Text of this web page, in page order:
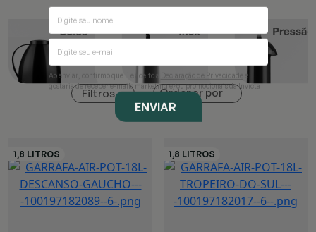
Filtros Ordenar por
Ao enviar, confirmo que li e aceito a Declaração de Privacidade
e
gostaria de receber e-mails marketing e/ou promocionais da Invicta
ENVIAR